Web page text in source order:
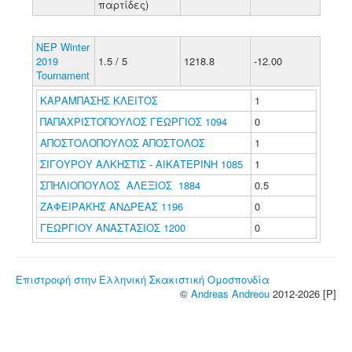
παρτίδες)
NEP Winter
2019
Tournament
1.5 / 5 1218.8 -12.00
ΚΑΡΑΜΠΑΣΗΣ ΚΛΕΙΤΟΣ
1
ΠΑΠΑΧΡΙΣΤΟΠΟΥΛΟΣ ΓΕΩΡΓΙΟΣ 1094
0
ΑΠΟΣΤΟΛΟΠΟΥΛΟΣ ΑΠΟΣΤΟΛΟΣ
1
ΣΙΓΟΥΡΟΥ ΑΛΚΗΣΤΙΣ - ΑΙΚΑΤΕΡΙΝΗ 1085
1
ΣΠΗΛΙΟΠΟΥΛΟΣ ΑΛΕΞΙΟΣ 1884
0.5
ΖΑΦΕΙΡΑΚΗΣ ΑΝΔΡΕΑΣ 1196
0
ΓΕΩΡΓΙΟΥ ΑΝΑΣΤΑΣΙΟΣ 1200
0
Επιστροφή στην Ελληνική Σκακιστική Ομοσπονδία
© Andreas Andreou 2012-2026 [P]